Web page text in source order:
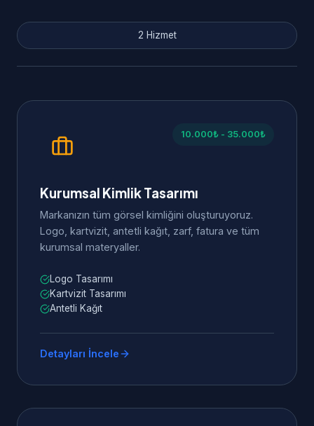
2 Hizmet
10.000₺ - 35.000₺
Kurumsal Kimlik Tasarımı
Markanızın tüm görsel kimliğini oluşturuyoruz.
Logo, kartvizit, antetli kağıt, zarf, fatura ve tüm
kurumsal materyaller.
Logo Tasarımı
Kartvizit Tasarımı
Antetli Kağıt
Detayları İncele